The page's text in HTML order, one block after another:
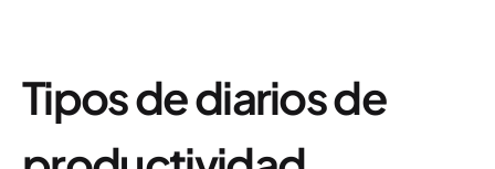
Tipos de diarios de